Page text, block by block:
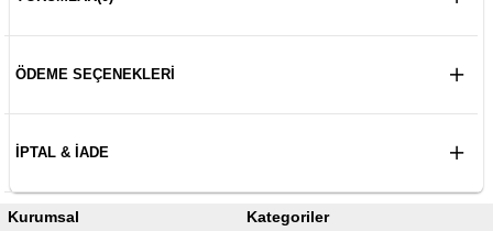
ÖDEME SEÇENEKLERI
İPTAL & İADE
Kurumsal Kategoriler